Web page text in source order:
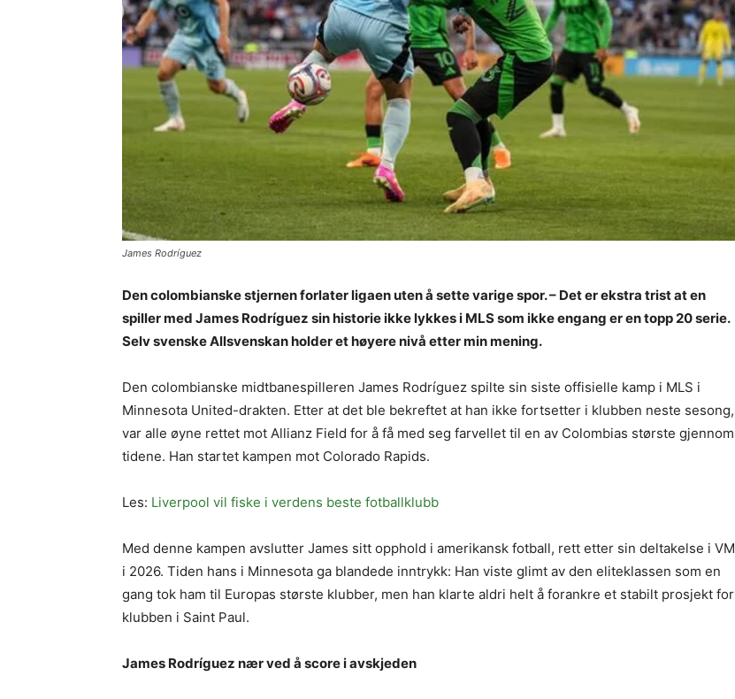
James Rodríguez
Den colombianske stjernen forlater ligaen uten å sette varige spor. – Det er ekstra trist at en
spiller med James Rodríguez sin historie ikke lykkes i MLS som ikke engang er en topp 20 serie.
Selv svenske Allsvenskan holder et høyere nivå etter min mening.
Den colombianske midtbanespilleren James Rodríguez spilte sin siste offisielle kamp i MLS i
Minnesota United-drakten. Etter at det ble bekreftet at han ikke fortsetter i klubben neste sesong,
var alle øyne rettet mot Allianz Field for å få med seg farvellet til en av Colombias største gjennom
tidene. Han startet kampen mot Colorado Rapids.
Les: Liverpool vil fiske i verdens beste fotballklubb
Med denne kampen avslutter James sitt opphold i amerikansk fotball, rett etter sin deltakelse i VM
i 2026. Tiden hans i Minnesota ga blandede inntrykk: Han viste glimt av den eliteklassen som en
gang tok ham til Europas største klubber, men han klarte aldri helt å forankre et stabilt prosjekt for
klubben i Saint Paul.
James Rodríguez nær ved å score i avskjeden